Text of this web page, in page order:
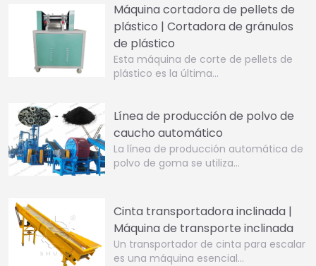
Máquina cortadora de pellets de
plástico | Cortadora de gránulos
de plástico
Esta máquina de corte de pellets de
plástico es la última…
Línea de producción de polvo de
caucho automático
La línea de producción automática de
polvo de goma se utiliza…
Cinta transportadora inclinada |
Máquina de transporte inclinada
Un transportador de cinta para escalar
es una máquina esencial…